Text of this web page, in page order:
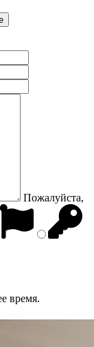
Пожалуйста,
время.